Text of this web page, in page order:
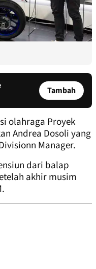
Tambah
olahraga Proyek
Andrea Dosoli yang
Manager.
dari balap
akhir musim